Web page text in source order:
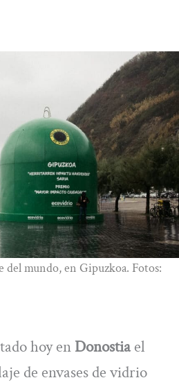
del mundo, en Gipuzkoa. Fotos:
hoy en Donostiael
de envases de vidrio